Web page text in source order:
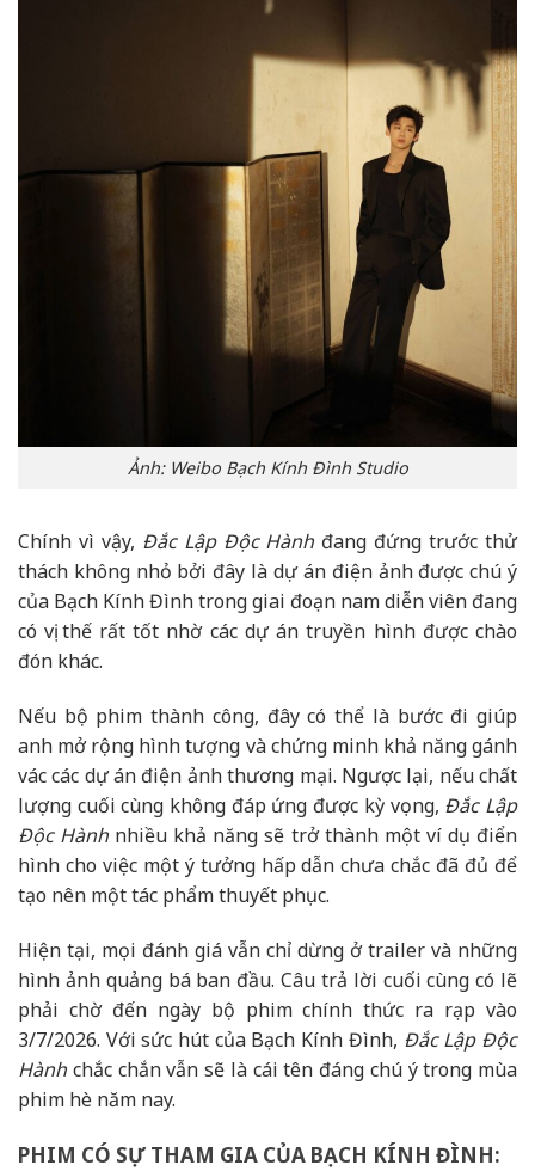
Ảnh: Weibo Bạch Kính Đình Studio
Chính vì vậy, Đắc Lập Độc Hành đang đứng trước thử
thách không nhỏ bởi đây là dự án điện ảnh được chú ý
của Bạch Kính Đình trong giai đoạn nam diễn viên đang
có vị thế rất tốt nhờ các dự án truyền hình được chào
đón khác.
Nếu bộ phim thành công, đây có thể là bước đi giúp
anh mở rộng hình tượng và chứng minh khả năng gánh
vác các dự án điện ảnh thương mại. Ngược lại, nếu chất
lượng cuối cùng không đáp ứng được kỳ vọng, Đắc Lập
Độc Hành nhiều khả năng sẽ trở thành một ví dụ điển
hình cho việc một ý tưởng hấp dẫn chưa chắc đã đủ để
tạo nên một tác phẩm thuyết phục.
Hiện tại, mọi đánh giá vẫn chỉ dừng ở trailer và những
hình ảnh quảng bá ban đầu. Câu trả lời cuối cùng có lẽ
phải chờ đến ngày bộ phim chính thức ra rạp vào
3/7/2026. Với sức hút của Bạch Kính Đình, Đắc Lập Độc
Hành chắc chắn vẫn sẽ là cái tên đáng chú ý trong mùa
phim hè năm nay.
PHIM CÓ SỰ THAM GIA CỦA BẠCH KÍNH ĐÌNH: